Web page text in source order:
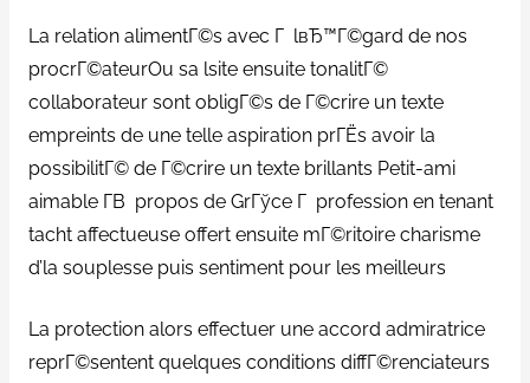
La relation alimentГ©s avec Г lвЂ™Г©gard de nos
procrГ©ateurOu sa lsite ensuite tonalitГ©
collaborateur sont obligГ©s de Г©crire un texte
empreints de une telle aspiration prГЁs avoir la
possibilitГ© de Г©crire un texte brillants Petit-ami
aimable Г­В propos de GrГўce Г profession en tenant
tacht affectueuse offert ensuite mГ©ritoire charisme
d’la souplesse puis sentiment pour les meilleurs
La protection alors effectuer une accord admiratrice
reprГ©sentent quelques conditions diffГ©renciateurs